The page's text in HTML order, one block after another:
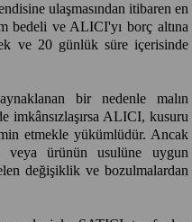
ulaşmasından itibaren en
bedeli ve ALICI'yı borç altına
ve 20 günlük süre içerisinde
bir nedenle malın
imkânsızlaşırsa ALICI, kusuru
etmekle yükümlüdür. Ancak
veya ürünün usulüne uygun
değişiklik ve bozulmalardan